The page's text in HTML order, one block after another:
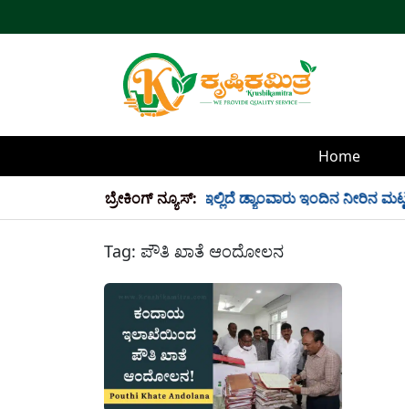
Home
ಬ್ರೇಕಿಂಗ್ ನ್ಯೂಸ್:
34 TMC ನೀರು ಸಂಗ್ರಹ! ಇಲ್ಲಿದೆ ಡ್ಯಾಂವಾರು ಇಂದಿನ ನೀರಿನ ಮಟ್ಟ!
Tag: ಪೌತಿ ಖಾತೆ ಆಂದೋಲನ